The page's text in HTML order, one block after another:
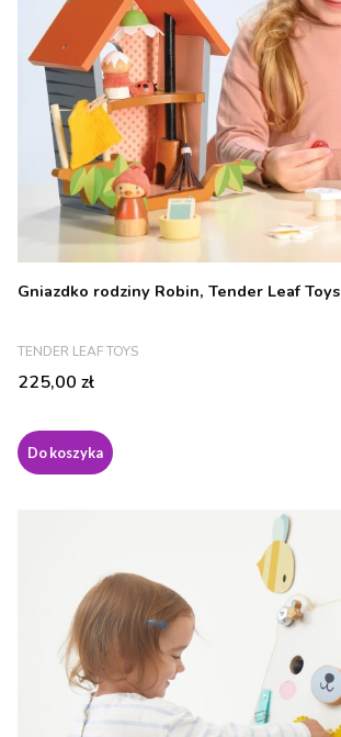
Gniazdko rodziny Robin, Tender Leaf Toys
PRODUCENT
TENDER LEAF TOYS
Cena
225,00 zł
Do koszyka